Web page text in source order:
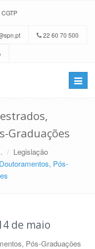
CGTP
22 60 70 500
Toggle
Graduações
Legislação
Pós-
de maio
Pós-Graduações